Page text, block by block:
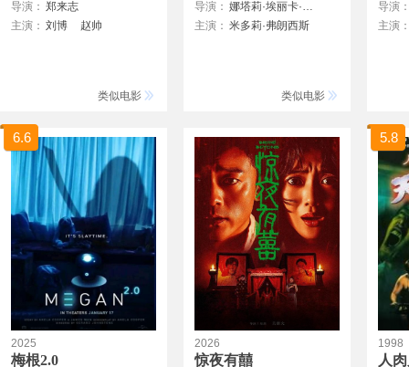
导演： 郑来志
主演： 刘博 赵帅
类似电影
导演：
娜塔莉·埃丽卡·詹姆斯
主演： 米多莉·弗朗西斯
类似电影
导演
主演
格雷
金·韦
切里·
克里
6.6
2025
梅根2.0
2026
惊夜有囍
5.8
1998
人